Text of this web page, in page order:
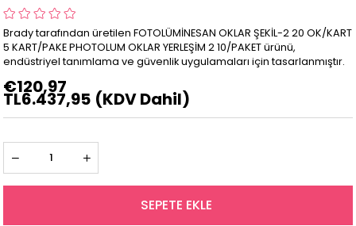
Brady tarafından üretilen FOTOLÜMİNESAN OKLAR ŞEKİL-2 20 OK/KART
5 KART/PAKE PHOTOLUM OKLAR YERLEŞİM 2 10/PAKET ürünü,
endüstriyel tanımlama ve güvenlik uygulamaları için tasarlanmıştır.
€120,97
TL6.437,95 (KDV Dahil)